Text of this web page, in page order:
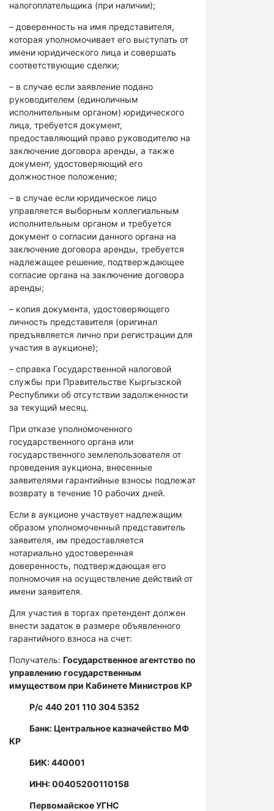
налогоплательщика (при наличии);
– доверенность на имя представителя,
которая уполномочивает его выступать от
имени юридического лица и совершать
соответствующие сделки;
– в случае если заявление подано
руководителем (единоличным
исполнительным органом) юридического
лица, требуется документ,
предоставляющий право руководителю на
заключение договора аренды, а также
документ, удостоверяющий его
должностное положение;
– в случае если юридическое лицо
управляется выборным коллегиальным
исполнительным органом и требуется
документ о согласии данного органа на
заключение договора аренды, требуется
надлежащее решение, подтверждающее
согласие органа на заключение договора
аренды;
– копия документа, удостоверяющего
личность представителя (оригинал
предъявляется лично при регистрации для
участия в аукционе);
– справка Государственной налоговой
службы при Правительстве Кыргызской
Республики об отсутствии задолженности
за текущий месяц.
При отказе уполномоченного
государственного органа или
государственного землепользователя от
проведения аукциона, внесенные
заявителями гарантийные взносы подлежат
возврату в течение 10 рабочих дней.
Если в аукционе участвует надлежащим
образом уполномоченный представитель
заявителя, им предоставляется
нотариально удостоверенная
доверенность, подтверждающая его
полномочия на осуществление действий от
имени заявителя.
Для участия в торгах претендент должен
внести задаток в размере объявленного
гарантийного взноса на счет:
Получатель: Государственное агентство по
управлению государственным
имуществом при Кабинете Министров КР
Р/с 440 201 110 304 5352
Банк: Центральное казначейство МФ
КР
БИК: 440001
ИНН: 00405200110158
Первомайское УГНС